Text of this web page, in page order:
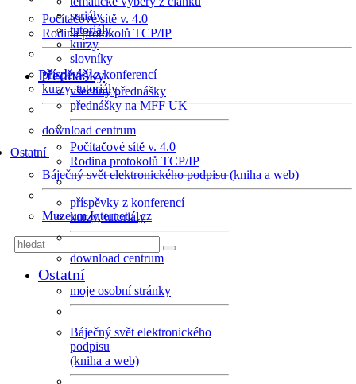
Počítačové sítě v. 4.0
Rodina protokolů TCP/IP
příspěvky z konferencí
kurzy, tutoriály
download centrum
Ostatní
Báječný svět elektronického podpisu (kniha a web)
Muzeum Internetu .cz
seriály
tutoriály
kurzy
slovníky
Přednášky
všechny přednášky
přednášky na MFF UK
Počítačové sítě v. 4.0
Rodina protokolů TCP/IP
příspěvky z konferencí
kurzy, tutoriály
download centrum
Ostatní
moje osobní stránky
Báječný svět elektronického
podpisu
(kniha a web)